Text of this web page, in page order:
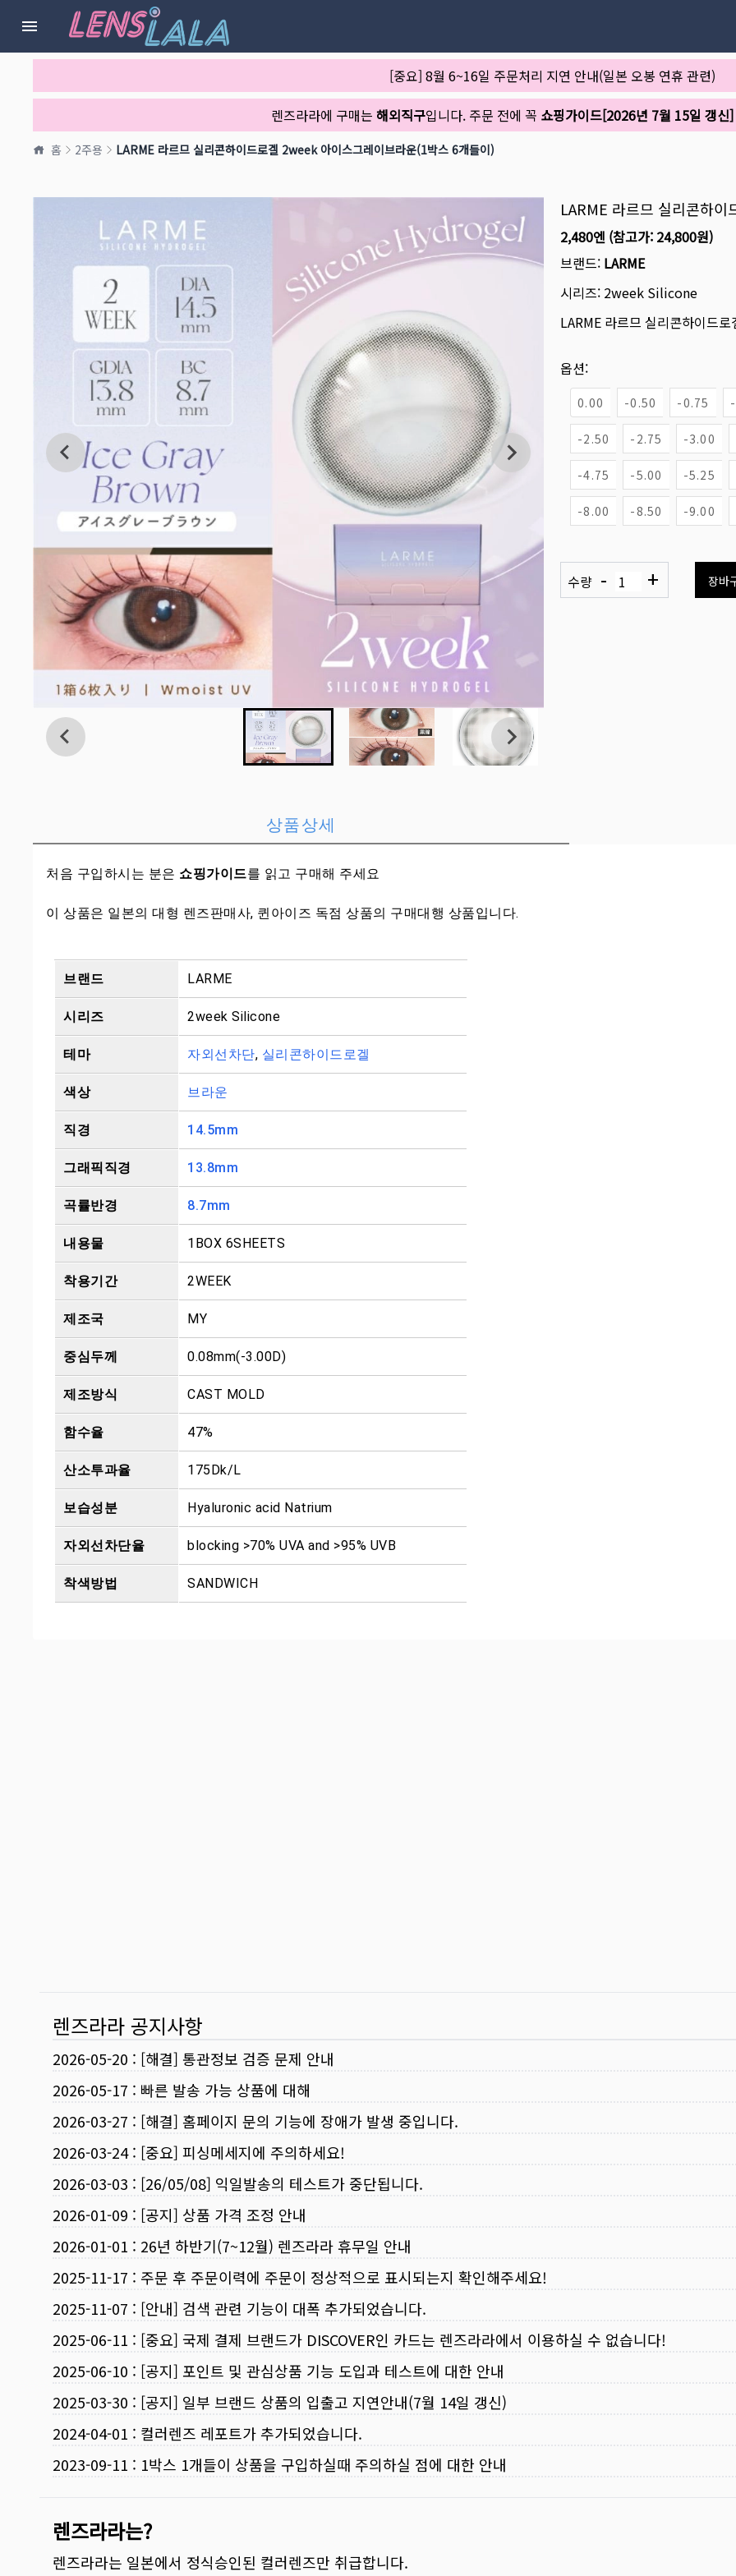
[중요] 8월 6~16일 주문처리 지연 안내(일본 오봉 연휴 관련)
렌즈라라에 구매는 해외직구입니다. 주문 전에 꼭 쇼핑가이드[2026년 7월 15일 갱신]
홈 2주용 LARME 라르므 실리콘하이드로겔 2week 아이스그레이브라운(1박스 6개들이)
LARME 라르므 실리콘하
2,480엔 (참고가: 24,800원)
브랜드: LARME
시리즈: 2week Silicone
LARME 라르므 실리콘하이드
옵션:
0.00 -0.50 -0.75
-2.50 -2.75 -3.00
-4.75 -5.00 -5.25
-8.00 -8.50 -9.00
수량 - + 장바
상품상세
처음 구입하시는 분은 쇼핑가이드를 읽고 구매해 주세요
이 상품은 일본의 대형 렌즈판매사, 퀸아이즈 독점 상품의 구매대행 상품입니다.
브랜드 LARME
시리즈 2week Silicone
테마 자외선차단, 실리콘하이드로겔
색상 브라운
직경 14.5mm
그래픽직경 13.8mm
곡률반경 8.7mm
내용물 1BOX 6SHEETS
착용기간 2WEEK
제조국 MY
중심두께 0.08mm(-3.00D)
제조방식 CAST MOLD
함수율 47%
산소투과율 175Dk/L
보습성분 Hyaluronic acid Natrium
자외선차단율 blocking >70% UVA and >95% UVB
착색방법 SANDWICH
렌즈라라 공지사항
2026-05-20 : [해결] 통관정보 검증 문제 안내
2026-05-17 : 빠른 발송 가능 상품에 대해
2026-03-27 : [해결] 홈페이지 문의 기능에 장애가 발생 중입니다.
2026-03-24: [중요] 피싱메세지에 주의하세요!
2026-03-03 : [26/05/08] 익일발송의 테스트가 중단됩니다.
2026-01-09 : [공지] 상품 가격 조정 안내
2026-01-01 : 26년 하반기(7~12월) 렌즈라라 휴무일 안내
2025-11-17 : 주문 후 주문이력에 주문이 정상적으로 표시되는지 확인해주세요!
2025-11-07 : [안내] 검색 관련 기능이 대폭 추가되었습니다.
2025-06-11 : [중요] 국제 결제 브랜드가 DISCOVER인 카드는 렌즈라라에서 이용하실 수 없습니다!
2025-06-10 : [공지] 포인트 및 관심상품 기능 도입과 테스트에 대한 안내
2025-03-30 : [공지] 일부 브랜드 상품의 입출고 지연안내(7월 14일 갱신)
2024-04-01 : 컬러렌즈 레포트가 추가되었습니다.
2023-09-11 : 1박스 1개들이 상품을 구입하실때 주의하실 점에 대한 안내
렌즈라라는?
렌즈라라는 일본에서 정식승인된 컬러렌즈만 취급합니다.